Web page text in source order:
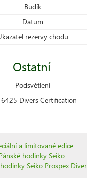
Budík
Datum
rezervy chodu
Ostatní
Podsvětlení
6425 Divers Certification
a limitované edice
Pánské hodinky Seiko
Seiko Prospex Diver